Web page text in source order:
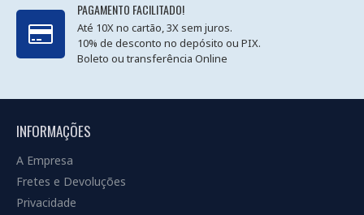
PAGAMENTO FACILITADO!
Até 10X no cartão, 3X sem juros.
10% de desconto no depósito ou PIX.
Boleto ou transferência Online
INFORMAÇÕES
A Empresa
Fretes e Devoluções
Privacidade